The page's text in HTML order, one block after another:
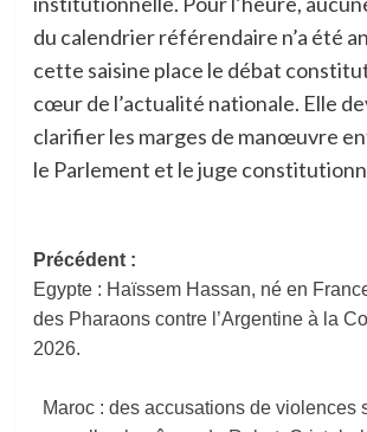
du calendrier référendaire n’a été
cette saisine place le débat
cœur de l’actualité nationale. Elle
clarifier les marges de manœuvre
le Parlement et le juge
Navigation
d’article
Précédent :
Egypte : Haïssem Hassan, né en
des Pharaons contre l’Argentine à la
2026.
Maroc : des accusations de violences